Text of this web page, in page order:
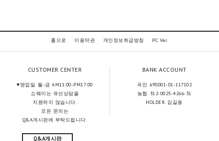
홈으로 이용약관 개인정보취급방침 PC Ver.
CUSTOMER CENTER
♥영업일. 월-금 AM11:00-PM17:00
쇼웨이는 유선상담을
지원하지 않습니다.
모든 문의는
Q&A게시판에 부탁드립니다.
Q&A게시판
BANK ACCOUNT
국민. 695001-01-117102
농협. 312-0025-4266-31
HOLDER. 김길용